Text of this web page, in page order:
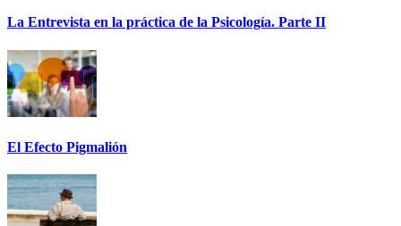
La Entrevista en la práctica de la Psicología. Parte II
El Efecto Pigmalión